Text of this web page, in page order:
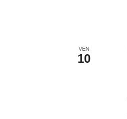
VEN
10